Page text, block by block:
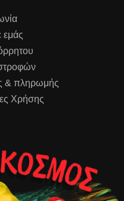
εμάς
& πληρωμής
Χρήσης